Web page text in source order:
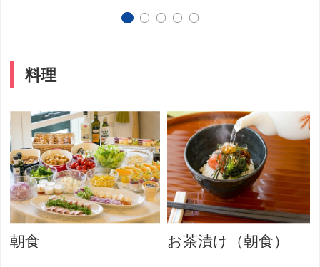
料理
朝食 お茶漬け（朝食）